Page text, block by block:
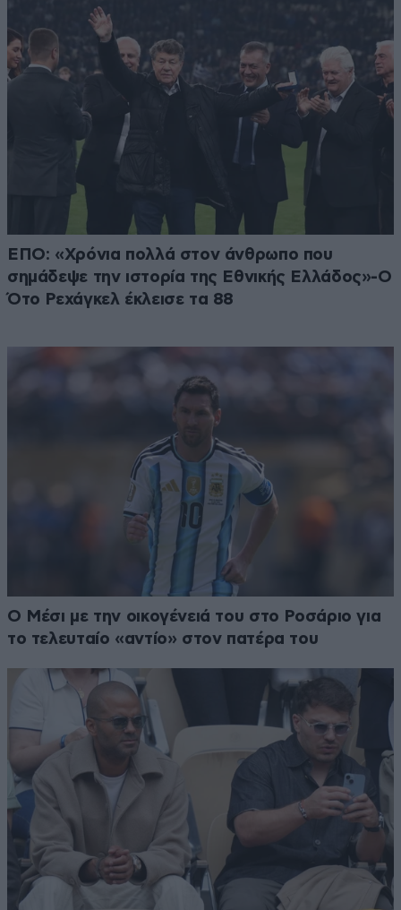
ΕΠΟ: «Χρόνια πολλά στον άνθρωπο που
σημάδεψε την ιστορία της Εθνικής Ελλάδος»-Ο
Ότο Ρεχάγκελ έκλεισε τα 88
Ο Μέσι με την οικογένειά του στο Ροσάριο για
το τελευταίο «αντίο» στον πατέρα του